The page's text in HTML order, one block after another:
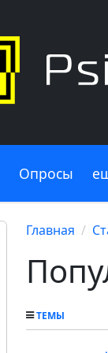
Опросы
Главная
ТЕМЫ